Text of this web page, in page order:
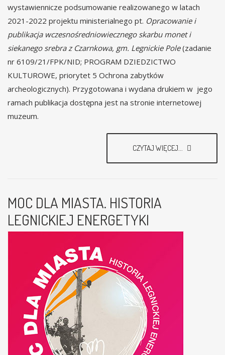
wystawiennicze podsumowanie realizowanego w latach
2021-2022 projektu ministerialnego pt. Opracowanie i
publikacja wczesnośredniowiecznego skarbu monet i
siekanego srebra z Czarnkowa, gm. Legnickie Pole(zadanie
nr 6109/21/FPK/NID; PROGRAM DZIEDZICTWO
KULTUROWE, priorytet 5 Ochrona zabytków
archeologicznych). Przygotowana i wydana drukiem w jego
ramach publikacja dostępna jest na stronie internetowej
muzeum.
CZYTAJ WIĘCEJ...
MOC DLA MIASTA. HISTORIA
LEGNICKIEJ ENERGETYKI